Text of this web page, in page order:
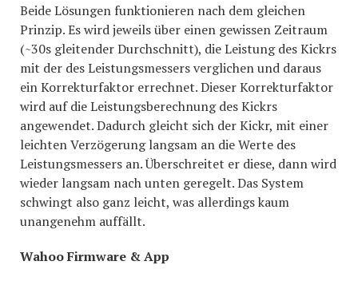
Beide Lösungen funktionieren nach dem gleichen
Prinzip. Es wird jeweils über einen gewissen Zeitraum
(~30s gleitender Durchschnitt), die Leistung des Kickrs
mit der des Leistungsmessers verglichen und daraus
ein Korrekturfaktor errechnet. Dieser Korrekturfaktor
wird auf die Leistungsberechnung des Kickrs
angewendet. Dadurch gleicht sich der Kickr, mit einer
leichten Verzögerung langsam an die Werte des
Leistungsmessers an. Überschreitet er diese, dann wird
wieder langsam nach unten geregelt. Das System
schwingt also ganz leicht, was allerdings kaum
unangenehm auffällt.
Wahoo Firmware & App